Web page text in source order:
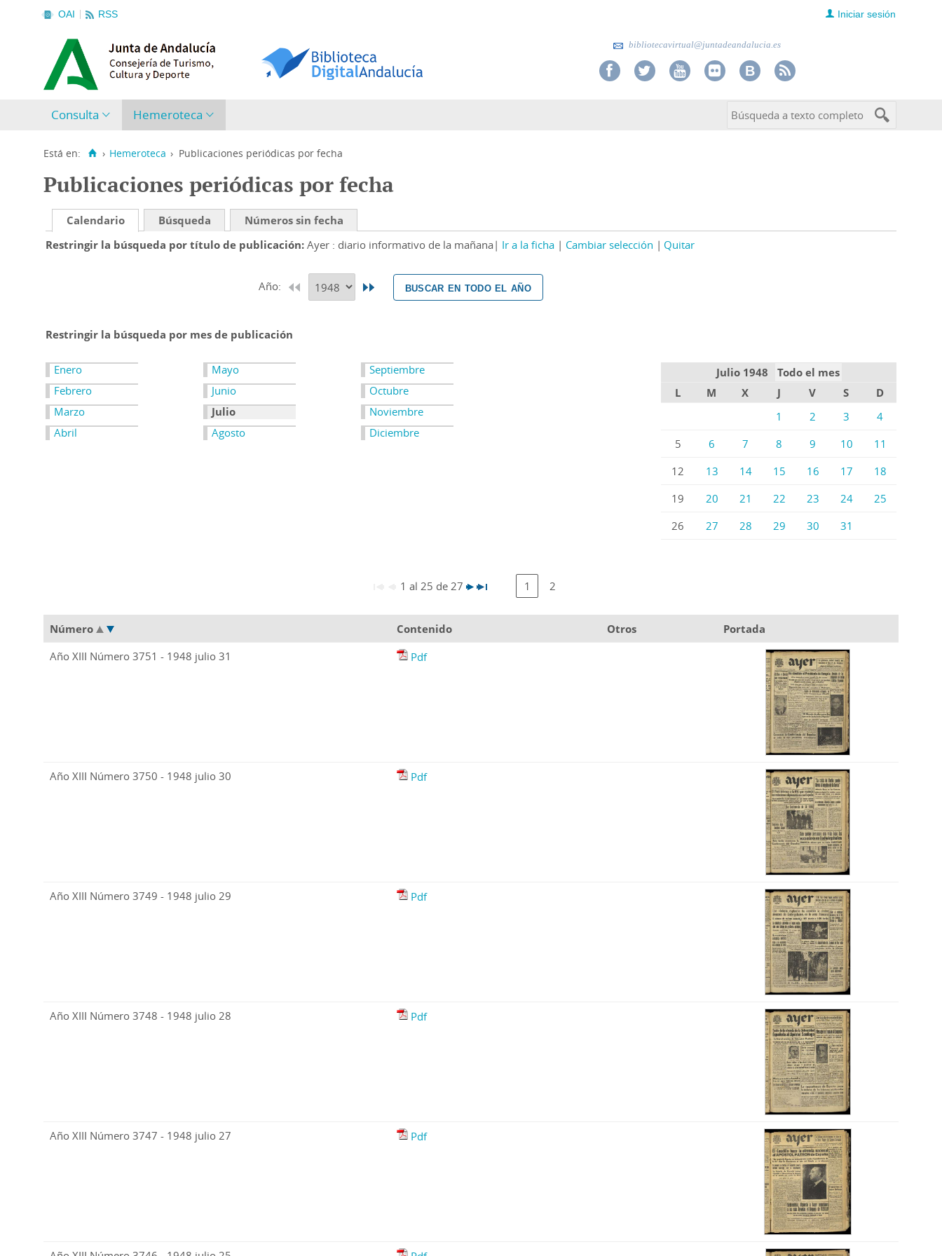
OAI RSS Iniciar sesión
bibliotecavirtual@juntadeandalucia.es
Consulta Hemeroteca
Está en: › Hemeroteca › Publicaciones periódicas por fecha
Publicaciones periódicas por fecha
Calendario Búsqueda
Números sin fecha
Restringir la búsqueda por título de publicación Ayer : diario informativo de la mañana Ir a la ficha Cambiar selección Quitar
Año: buscar en todo el año
Restringir la búsqueda por mes de publicación
Enero
Febrero
Marzo
Abril
Mayo
Junio
Julio
Agosto
Septiembre
Octubre
Noviembre
Diciembre
Julio 1948
Todo el mes
L
M X J V S
D
1
2 3
4
5
6 7 8 9 10
11
12
13 14 15 16 17
18
19
20 21 22 23 24
25
26
27 28 29 30 31
1 al 25 de 27 1 2
Número Contenido Otros
Portada
Año XIII Número 3751 - 1948 julio 31
Pdf
Año XIII Número 3750 - 1948 julio 30 Pdf
Año XIII Número 3749 - 1948 julio 29 Pdf
Año XIII Número 3748 - 1948 julio 28 Pdf
Año XIII Número 3747 - 1948 julio 27 Pdf